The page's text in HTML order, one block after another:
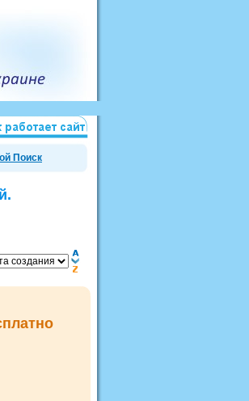
Поиск